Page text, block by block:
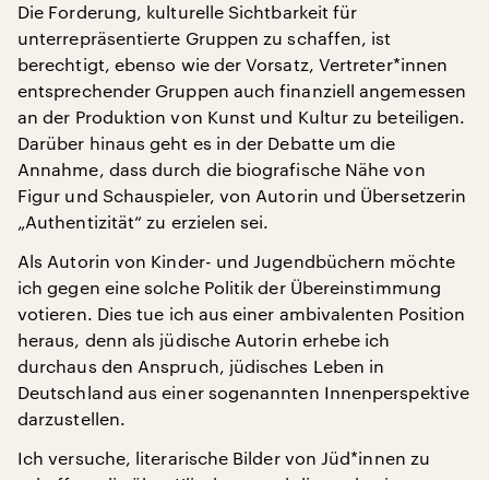
Die Forderung, kulturelle Sichtbarkeit für
unterrepräsentierte Gruppen zu schaffen, ist
berechtigt, ebenso wie der Vorsatz, Vertreter*innen
entsprechender Gruppen auch finanziell angemessen
an der Produktion von Kunst und Kultur zu beteiligen.
Darüber hinaus geht es in der Debatte um die
Annahme, dass durch die biografische Nähe von
Figur und Schauspieler, von Autorin und Übersetzerin
„Authentizität“ zu erzielen sei.
Als Autorin von Kinder- und Jugendbüchern möchte
ich gegen eine solche Politik der Übereinstimmung
votieren. Dies tue ich aus einer ambivalenten Position
heraus, denn als jüdische Autorin erhebe ich
durchaus den Anspruch, jüdisches Leben in
Deutschland aus einer sogenannten Innenperspektive
darzustellen.
Ich versuche, literarische Bilder von Jüd*innen zu